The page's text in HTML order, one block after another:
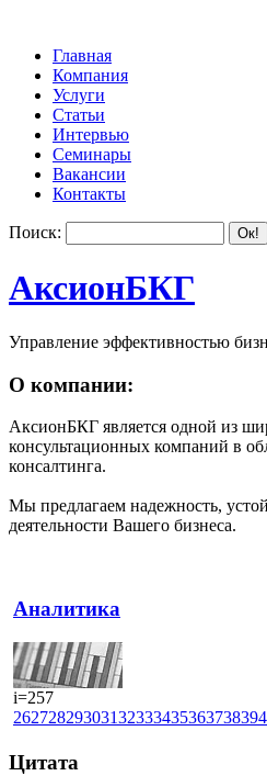
Главная
Компания
Услуги
Статьи
Интервью
Семинары
Вакансии
Контакты
Поиск:
АксионБКГ
Управление эффективностью
О компании:
АксионБКГ является одной из
консультационных компаний в
консалтинга.
Мы предлагаем надежность,
деятельности Вашего бизнеса.
Аналитика
i=257
2627282930313233343536373839
Цитата